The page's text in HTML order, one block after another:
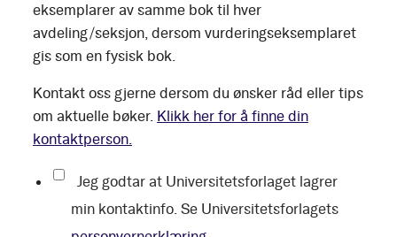
eksemplarer av samme bok til hver
avdeling/seksjon, dersom vurderingseksemplaret
gis som en fysisk bok.
Kontakt oss gjerne dersom du ønsker råd eller tips
om aktuelle bøker. Klikk her for å finne din
kontaktperson.
Jeg godtar at Universitetsforlaget lagrer
min kontaktinfo. Se Universitetsforlagets